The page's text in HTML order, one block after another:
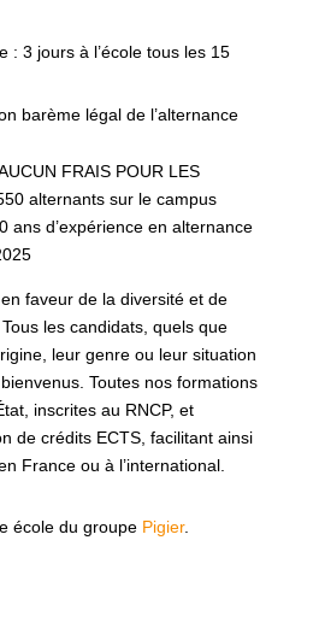
: 3 jours à l’école tous les 15
barème légal de l’alternance
FRAIS POUR LES
alternants sur le campus
ans d’expérience en alternance
faveur de la diversité et de
les candidats, quels que
leur genre ou leur situation
Toutes nos formations
inscrites au RNCP, et
de crédits ECTS, facilitant ainsi
France ou à l’international.
école du groupe Pigier.